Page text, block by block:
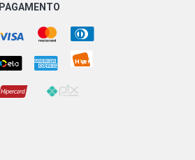
PAGAMENTO